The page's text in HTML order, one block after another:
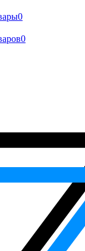
0
0